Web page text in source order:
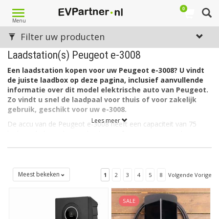
Toggle
navigation
Menu
0
Laadstation(s) Peugeot e-3008
Een laadstation kopen voor uw Peugeot e-3008? U vindt
de juiste laadbox op deze pagina, inclusief aanvullende
informatie over dit model elektrische auto van Peugeot.
Zo vindt u snel de laadpaal voor thuis of voor zakelijk
gebruik, geschikt voor uw e-3008.
De accu van de Peugeot e-3008 heeft een capaciteit van 75
De lader in de Peugeot e-3008 kan ook laden via 1 fase met
Welk soort laadstation voor de Peugeot e-3008?
De Peugeot e-3008 heeft aan autozijde een aansluiting Type 2
en kan als gezegd 3-fasig laden met 16 ampère. Hiervoor is een
EV box Type 2, 3 fase, 16A geschikt.
Heeft u een 1 fasige aansluiting thuis of op de zaak? In dat geval
Lees meer
Filter uw producten
Meest bekeken 1 2 3 4 5 8 Volgende Vorige
SALE